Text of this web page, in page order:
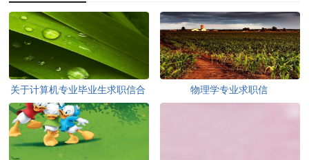
关于计算机专业毕业生求职信合
集四篇
物理学专业求职信